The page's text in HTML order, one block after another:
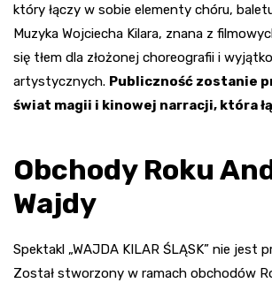
który łączy w sobie elementy chóru,
Muzyka Wojciecha Kilara, znana z
się tłem dla złożonej choreografii i
artystycznych. Publiczność zostanie
świat magii i kinowej narracji, która
Obchody Roku
Wajdy
Spektakl „WAJDA KILAR ŚLĄSK” nie jest
Został stworzony w ramach obchodów